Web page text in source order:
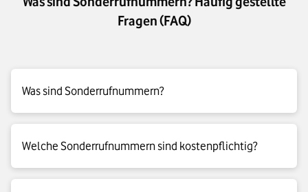
Fragen (FAQ)
Was sind Sonderrufnummern?
Unternehmen oder andere Anbieter meist für
Serviceangebote, Marktforschung oder Gewinnspiele nutzen.
Sie sind nicht direkt einem normalen Anschluss zugeordnet
Welche Sonderrufnummern sind kostenpflichtig?